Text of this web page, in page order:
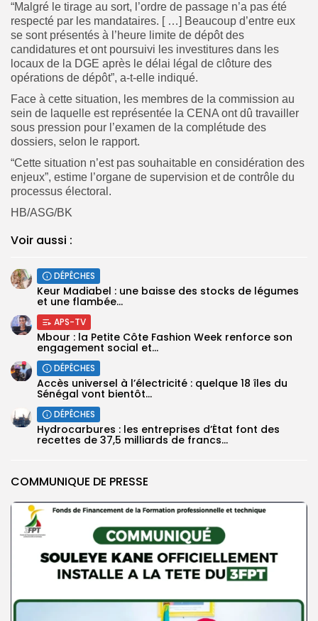
COMMUNIQUE DE PRESSE
“Malgré le tirage au sort, l’ordre de passage n’a pas été
respecté par les mandataires. [ …] Beaucoup d’entre eux
se sont présentés à l’heure limite de dépôt des
candidatures et ont poursuivi les investitures dans les
locaux de la DGE après le délai légal de clôture des
opérations de dépôt”, a-t-elle indiqué.
Face à cette situation, les membres de la commission au
sein de laquelle est représentée la CENA ont dû travailler
sous pression pour l’examen de la complétude des
dossiers, selon le rapport.
“Cette situation n’est pas souhaitable en considération des
enjeux”, estime l’organe de supervision et de contrôle du
processus électoral.
HB/ASG/BK
Voir aussi :
DÉPÊCHES
Keur Madiabel : une baisse des stocks de légumes
et une flambée...
APS-TV
Mbour : la Petite Côte Fashion Week renforce son
engagement social et...
DÉPÊCHES
Accès universel à l’électricité : quelque 18 îles du
Sénégal vont bientôt...
DÉPÊCHES
Hydrocarbures : les entreprises d’État font des
recettes de 37,5 milliards de francs...